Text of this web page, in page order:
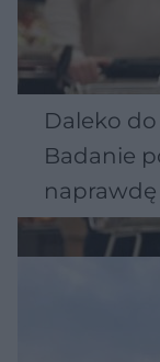
Daleko
Badanie